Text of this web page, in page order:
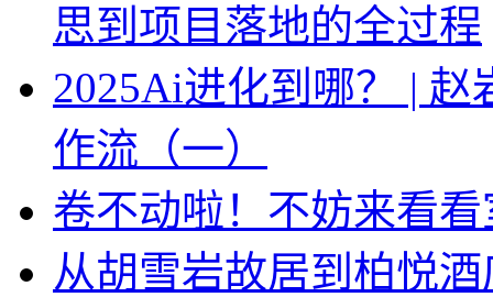
思到项目落地的全过程
2025Ai进化到哪？ |
作流（一）
卷不动啦！不妨来看
从胡雪岩故居到柏悦